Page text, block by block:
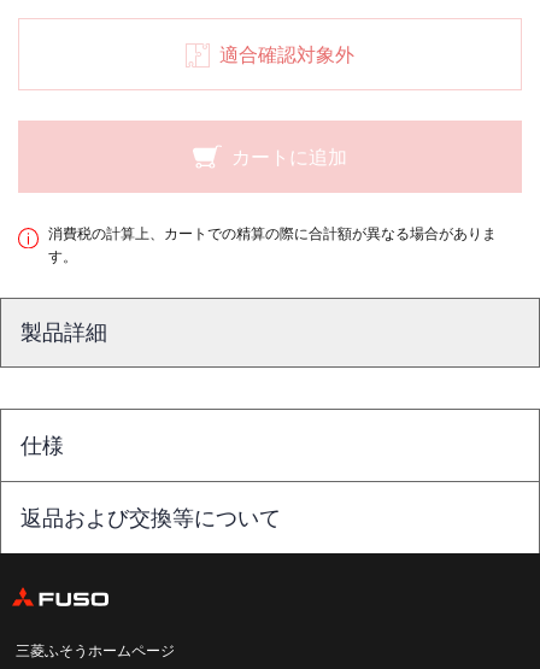
適合確認対象外
カートに追加
消費税の計算上、カートでの精算の際に合計額が異なる場合がありま
す。
製品詳細
仕様
返品および交換等について
三菱ふそうホームページ